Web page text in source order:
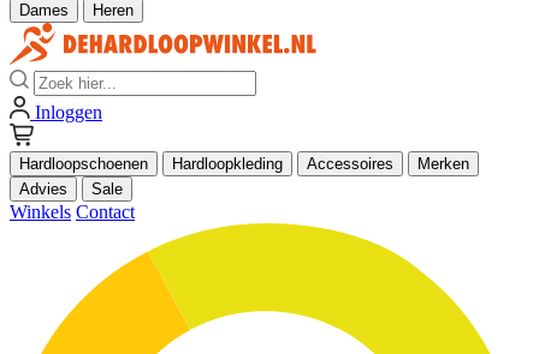
Dames Heren
Zoek
Inloggen
Hardloopschoenen Hardloopkleding Accessoires
Merken
Advies
Sale
Winkels Contact